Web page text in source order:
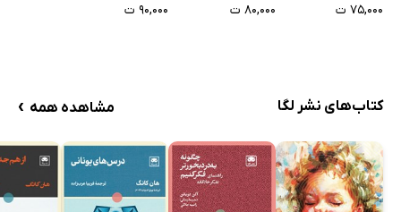
۷۵,۰۰۰ ت
۸۰,۰۰۰ ت
۹۰,۰۰۰ ت
کتاب‌های نشر لگا مشاهده همه ›